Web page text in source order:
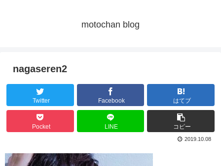
motochan blog
nagaseren2
Twitter Facebook はてブ
Pocket LINE コピー
2019.10.08